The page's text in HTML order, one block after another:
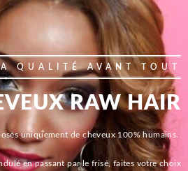
QUALITÉ AVANT TOUT
RAW HAIR
uniquement de cheveux 100% humains.
en passant par le frisé, faites votre choix